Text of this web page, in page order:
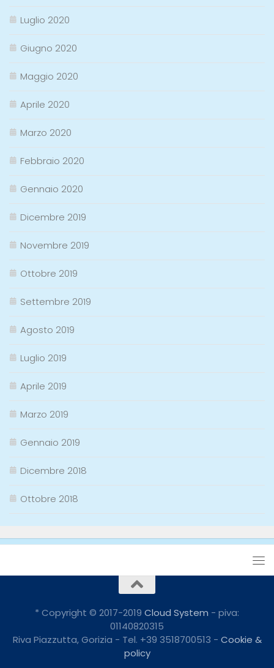
Luglio 2020
Giugno 2020
Maggio 2020
Aprile 2020
Marzo 2020
Febbraio 2020
Gennaio 2020
Dicembre 2019
Novembre 2019
Ottobre 2019
Settembre 2019
Agosto 2019
Luglio 2019
Aprile 2019
Marzo 2019
Gennaio 2019
Dicembre 2018
Ottobre 2018
* Copyright © 2017-2019 Cloud System - piva:
01140820315
Riva Piazzutta, Gorizia - Tel. +39 3518700513 - Cookie &
policy